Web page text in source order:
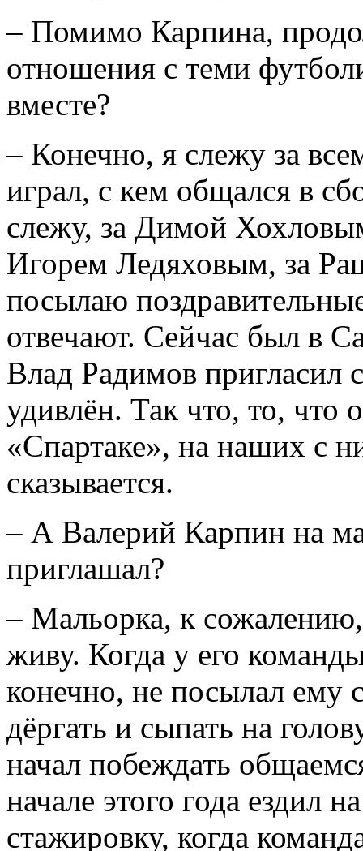
– Помимо Карпина,
отношения с теми
вместе?
– Конечно, я слежу за
играл, с кем общался в
слежу, за Димой
Игорем Ледяховым, за
посылаю
отвечают. Сейчас был в
Влад Радимов пригласил
удивлён. Так что, то,
«Спартаке», на наших с
сказывается.
– А Валерий Карпин на
приглашал?
– Мальорка, к сожалению,
живу. Когда у его
конечно, не посылал ему
дёргать и сыпать на
начал побеждать
начале этого года ездил
стажировку, когда